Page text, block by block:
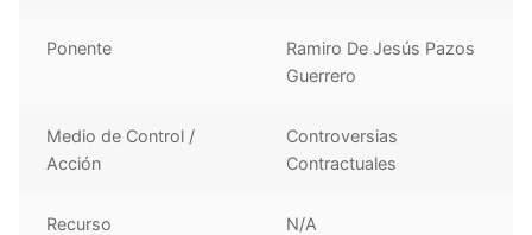
Ponente
Ramiro De Jesús Pazos
Guerrero
Medio de Control /
Acción
Controversias
Contractuales
Recurso N/A